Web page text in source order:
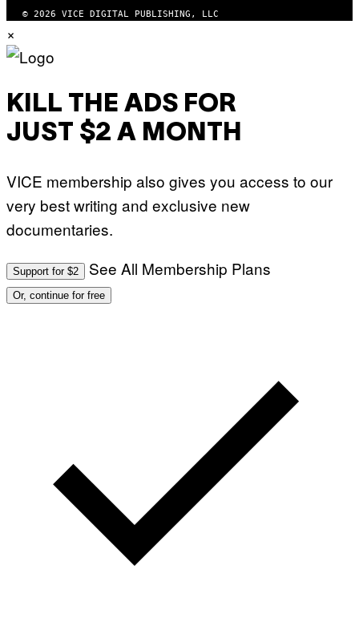
© 2026 VICE DIGITAL PUBLISHING, LLC
×
KILL THE ADS FOR
JUST $2 A MONTH
VICE membership also gives you access to our
very best writing and exclusive new
documentaries.
Support for $2 See All Membership Plans
Or, continue for free